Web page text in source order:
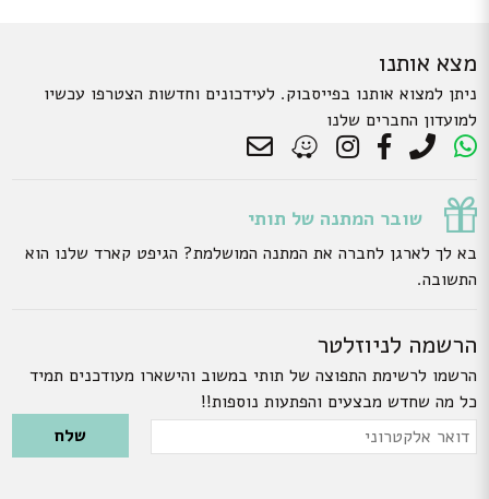
מצא אותנו
ניתן למצוא אותנו בפייסבוק. לעידכונים וחדשות הצטרפו עכשיו
למועדון החברים שלנו
שובר המתנה של תותי
בא לך לארגן לחברה את המתנה המושלמת? הגיפט קארד שלנו הוא
התשובה.
הרשמה לניוזלטר
הרשמו לרשימת התפוצה של תותי במשוב והישארו מעודכנים תמיד
כל מה שחדש מבצעים והפתעות נוספות!!
Please leave this field empty.
דואר